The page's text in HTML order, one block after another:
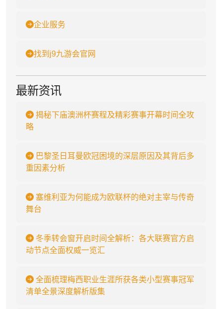
企业服务
找到j9九游会官网
最新资讯
揭秘下庙澳洲杯赛程及精彩赛事开幕时间全攻
略
巴黎圣日耳曼欧冠困境的深层原因及其背后多
重因素分析
塞维利亚为何能成为欧联杯的绝对主宰与传奇
舞台
冬季转会窗开启时间全解析：各大联赛官方启
动节点全面权威一览汇
全面梳理梅西职业生涯所获各类小型赛事冠军
清单全景深度解析版集